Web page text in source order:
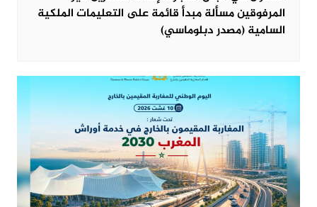
المرفوقين مسألة مبدأ قائمة على التعليمات الملكية
السامية (مصدر دبلوماسي)